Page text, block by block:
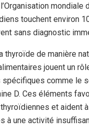
mondiale
touchent environ
sans diagnostic
thyroïde de manière
jouent un
comme le
D. Ces éléments
et aident
à une activité